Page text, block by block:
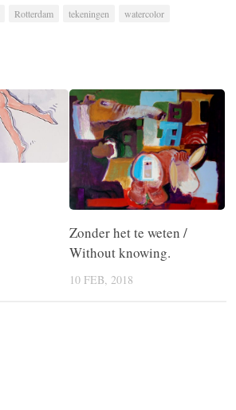
Rotterdam tekeningen watercolor
Zonder het te weten /
Without knowing.
10 FEB, 2018